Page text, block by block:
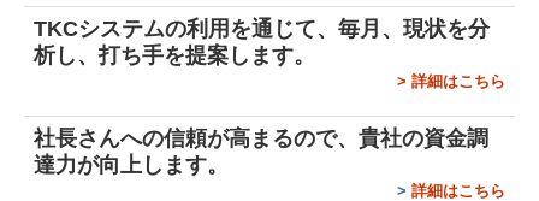
お問合せ
関与先向け融資商品ご紹介
TKCシステムの利用を通じて、毎月、現状を分
析し、打ち手を提案します。
> 詳細はこちら
社長さんへの信頼が高まるので、貴社の資金調
達力が向上します。
> 詳細はこちら